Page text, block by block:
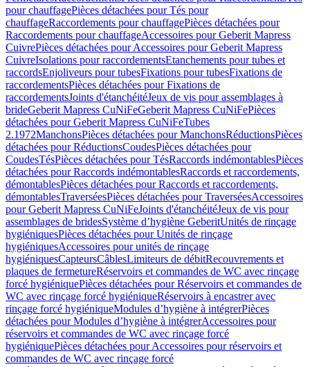
pour chauffagePièces détachées pour Tés pour
chauffageRaccordements pour chauffagePièces détachées pour
Raccordements pour chauffageAccessoires pour Geberit Mapress
CuivrePièces détachées pour Accessoires pour Geberit Mapress
CuivreIsolations pour raccordementsEtanchements pour tubes et
raccordsEnjoliveurs pour tubesFixations pour tubesFixations de
raccordementsPièces détachées pour Fixations de
raccordementsJoints d'étanchéitéJeux de vis pour assemblages à
brideGeberit Mapress CuNiFeGeberit Mapress CuNiFePièces
détachées pour Geberit Mapress CuNiFeTubes
2.1972ManchonsPièces détachées pour ManchonsRéductionsPièces
détachées pour RéductionsCoudesPièces détachées pour
CoudesTésPièces détachées pour TésRaccords indémontablesPièces
détachées pour Raccords indémontablesRaccords et raccordements,
démontablesPièces détachées pour Raccords et raccordements,
démontablesTraverséesPièces détachées pour TraverséesAccessoires
pour Geberit Mapress CuNiFeJoints d'étanchéitéJeux de vis pour
assemblages de bridesSystème d’hygiène GeberitUnités de rinçage
hygiéniquesPièces détachées pour Unités de rinçage
hygiéniquesAccessoires pour unités de rinçage
hygiéniquesCapteursCâblesLimiteurs de débitRecouvrements et
plaques de fermetureRéservoirs et commandes de WC avec rinçage
forcé hygiéniquePièces détachées pour Réservoirs et commandes de
WC avec rinçage forcé hygiéniqueRéservoirs à encastrer avec
rinçage forcé hygiéniqueModules d’hygiène à intégrerPièces
détachées pour Modules d’hygiène à intégrerAccessoires pour
réservoirs et commandes de WC avec rinçage forcé
hygiéniquePièces détachées pour Accessoires pour réservoirs et
commandes de WC avec rinçage forcé